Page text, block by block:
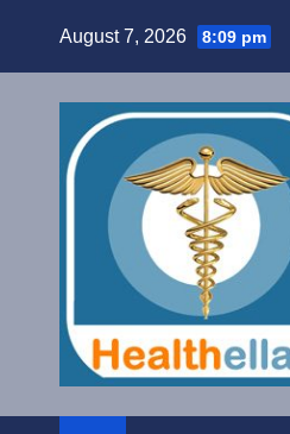
August 7, 2026 8:09 pm